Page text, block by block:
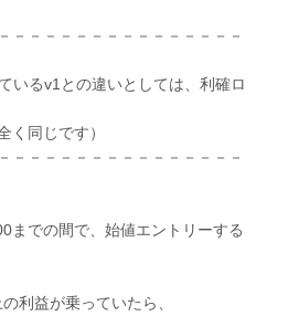
－－－－－－－－－－－－－－－
いるv1との違いとしては、利確ロ
く同じです）
－－－－－－－－－－－－－－－
までの間で、始値エントリーする
利益が乗っていたら、